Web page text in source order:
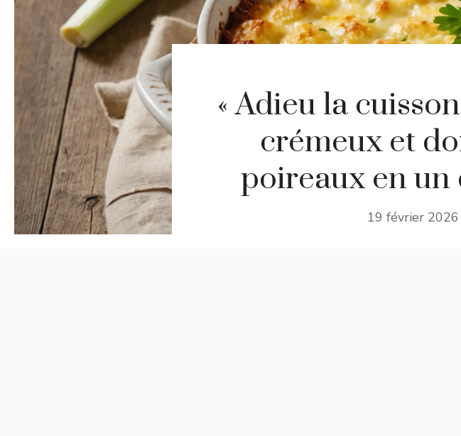
« Adieu la
crémeux et
poireaux en un
19 février 2026